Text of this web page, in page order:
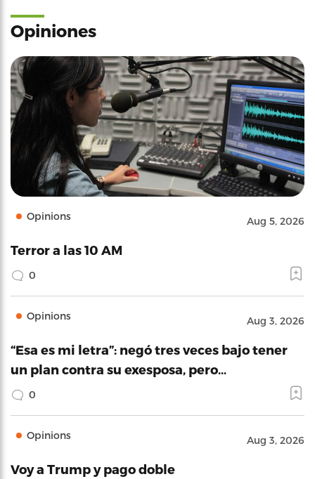
Opiniones
Opinions Aug 5, 2026
Terror a las 10 AM
0
Opinions Aug 3, 2026
“Esa es mi letra”: negó tres veces bajo tener
un plan contra su exesposa, pero…
0
Opinions Aug 3, 2026
Voy a Trump y pago doble